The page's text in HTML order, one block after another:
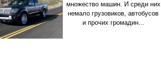
множество машин. И среди них
немало грузовиков, автобусов
и прочих громадин...